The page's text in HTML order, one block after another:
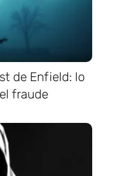
de Enfield: lo
fraude